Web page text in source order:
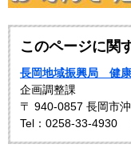
このページに関
長岡地域振興局 健
企画調整課
〒 940-0857 長岡市
Tel：0258-33-4930